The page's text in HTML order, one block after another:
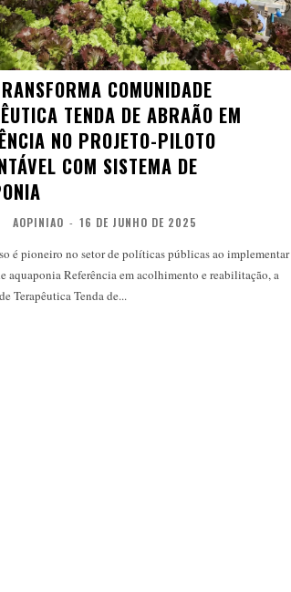
COMUNIDADE
TENDA DE ABRAÃO EM
NO PROJETO-PILOTO
COM SISTEMA DE
AOPINIAO - 16 DE JUNHO DE 2025
é pioneiro no setor de políticas públicas ao implementar
em acolhimento e reabilitação, a
Terapêutica Tenda de...